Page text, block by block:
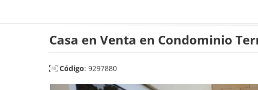
Casa en Venta en Condominio
Código: 9297880